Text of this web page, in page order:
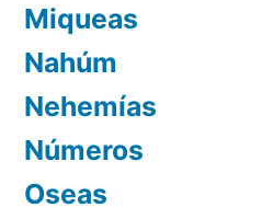
Miqueas
Nahúm
Nehemías
Números
Oseas